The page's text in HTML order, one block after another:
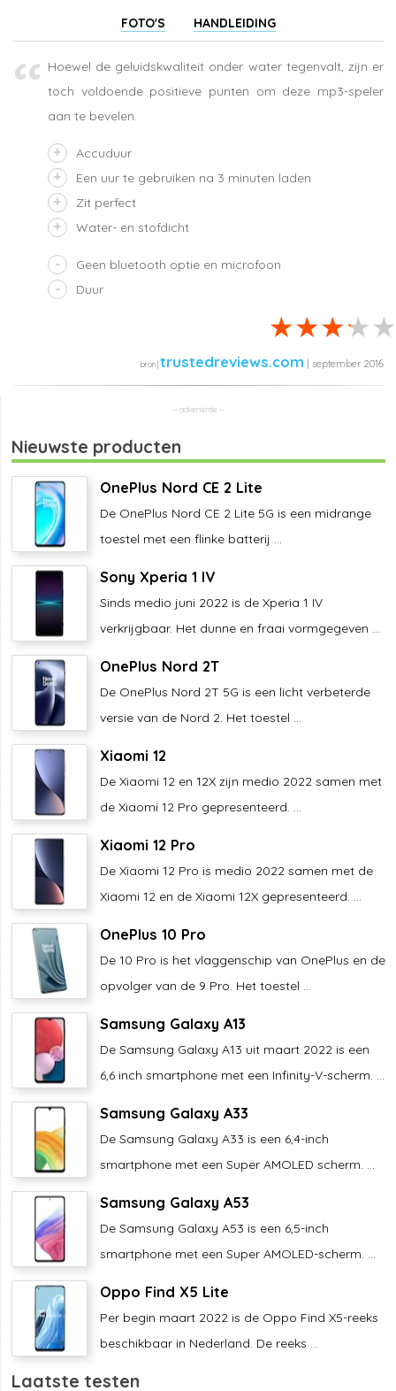
FOTO'S HANDLEIDING
Hoewel de geluidskwaliteit onder water tegenvalt, zijn er
toch voldoende positieve punten om deze mp3-speler
aan te bevelen.
Accuduur
Een uur te gebruiken na 3 minuten laden
Zit perfect
Water- en stofdicht
Geen bluetooth optie en microfoon
Duur
trustedreviews.com | september 2016
Nieuwste producten
OnePlus Nord CE 2 Lite
De OnePlus Nord CE 2 Lite 5G is een midrange
toestel met een flinke batterij ...
Sony Xperia 1 IV
Sinds medio juni 2022 is de Xperia 1 IV
verkrijgbaar. Het dunne en fraai vormgegeven ...
OnePlus Nord 2T
De OnePlus Nord 2T 5G is een licht verbeterde
versie van de Nord 2. Het toestel ...
Xiaomi 12
De Xiaomi 12 en 12X zijn medio 2022 samen met
de Xiaomi 12 Pro gepresenteerd. ...
Xiaomi 12 Pro
De Xiaomi 12 Pro is medio 2022 samen met de
Xiaomi 12 en de Xiaomi 12X gepresenteerd. ...
OnePlus 10 Pro
De 10 Pro is het vlaggenschip van OnePlus en de
opvolger van de 9 Pro. Het toestel ...
Samsung Galaxy A13
De Samsung Galaxy A13 uit maart 2022 is een
6,6 inch smartphone met een Infinity-V-scherm. ...
Samsung Galaxy A33
De Samsung Galaxy A33 is een 6,4-inch
smartphone met een Super AMOLED scherm. ...
Samsung Galaxy A53
De Samsung Galaxy A53 is een 6,5-inch
smartphone met een Super AMOLED-scherm. ...
Oppo Find X5 Lite
Per begin maart 2022 is de Oppo Find X5-reeks
beschikbaar in Nederland. De reeks ...
Laatste testen